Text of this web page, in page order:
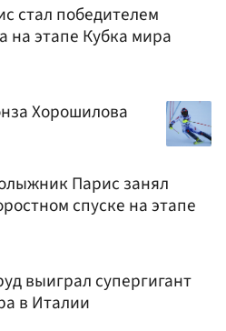
стал победителем
на этапе Кубка мира
Хорошилова
Парис занял
спуске на этапе
выиграл супергигант
в Италии